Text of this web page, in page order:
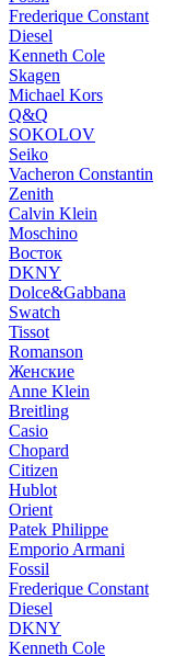
Frederique Constant
Diesel
Kenneth Cole
Skagen
Michael Kors
Q&Q
SOKOLOV
Seiko
Vacheron Constantin
Zenith
Calvin Klein
Moschino
Восток
DKNY
Dolce&Gabbana
Swatch
Tissot
Romanson
Женские
Anne Klein
Breitling
Casio
Chopard
Citizen
Hublot
Orient
Patek Philippe
Emporio Armani
Fossil
Frederique Constant
Diesel
DKNY
Kenneth Cole